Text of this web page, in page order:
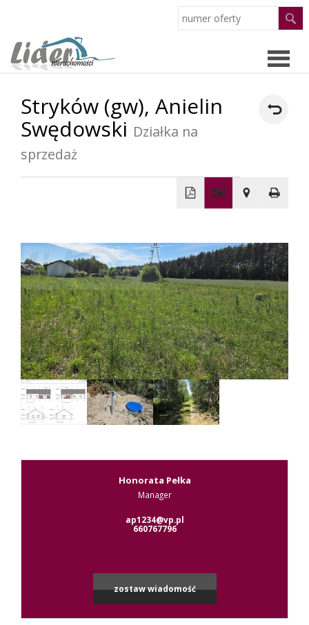
Strona
O
firmie
Stryków (gw), Anielin
Swędowski Działka na
sprzedaż
−
Leaflet
Honorata Pełka
Manager
ap1234@vp.pl
660767796
zostaw wiadomość